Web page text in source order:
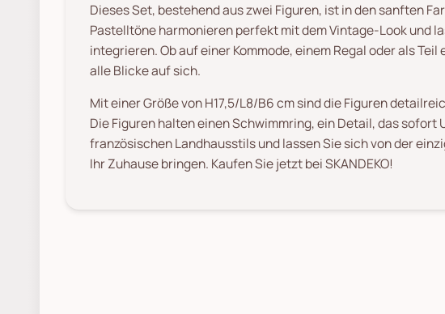
Dieses Set, bestehend aus zwei Figuren, ist in den sanften
Pastelltöne harmonieren perfekt mit dem Vintage-Look und
integrieren. Ob auf einer Kommode, einem Regal oder als
alle Blicke auf sich.
Mit einer Größe von H17,5/L8/B6 cm sind die Figuren
Die Figuren halten einen Schwimmring, ein Detail, das
französischen Landhausstils und lassen Sie sich von der
Ihr Zuhause bringen. Kaufen Sie jetzt bei SKANDEKO!